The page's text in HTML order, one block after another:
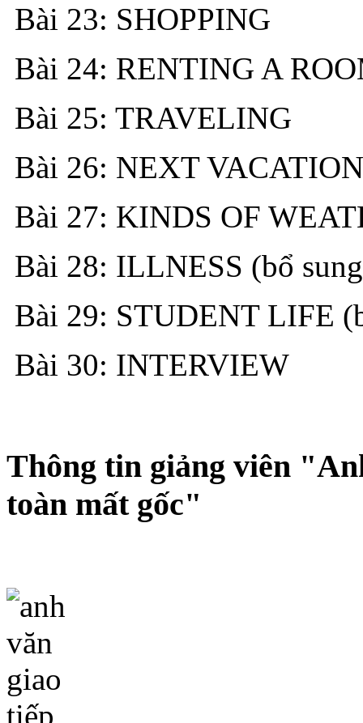
Bài 23: SHOPPING
Bài 24: RENTING A
Bài 25: TRAVELING
Bài 26: NEXT
Bài 27: KINDS OF
Bài 28: ILLNESS (bổ
Bài 29: STUDENT LIFE
Bài 30: INTERVIEW
Thông tin giảng viên
toàn mất gốc"